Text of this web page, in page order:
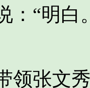
“明白
张文秀